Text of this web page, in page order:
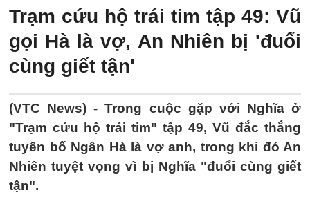
Trạm cứu hộ trái tim tập 49: Vũ
gọi Hà là vợ, An Nhiên bị 'đuổi
cùng giết tận'
(VTC News) -Trong cuộc gặp với Nghĩa ở
"Trạm cứu hộ trái tim" tập 49, Vũ đắc thắng
tuyên bố Ngân Hà là vợ anh, trong khi đó An
Nhiên tuyệt vọng vì bị Nghĩa "đuổi cùng giết
tận".